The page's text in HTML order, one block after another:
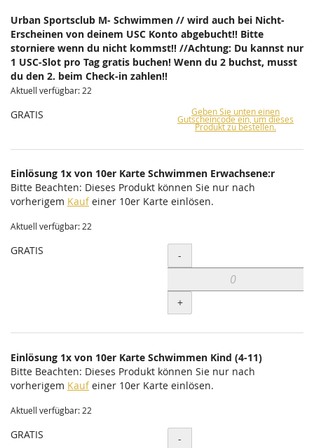
Urban Sportsclub M- Schwimmen // wird auch bei Nicht-
Erscheinen von deinem USC Konto abgebucht!! Bitte
storniere wenn du nicht kommst!! //Achtung: Du kannst nur
1 USC-Slot pro Tag gratis buchen! Wenn du 2 buchst, musst
du den 2. beim Check-in zahlen!!
Aktuell verfügbar: 22
GRATIS Geben Sie unten einen
Gutscheincode ein, um dieses
Produkt zu bestellen.
Einlösung 1x von 10er Karte Schwimmen Erwachsene:r
Bitte Beachten: Dieses Produkt können Sie nur nach
vorherigem Kaufeiner 10er Karte einlösen.
Aktuell verfügbar: 22
GRATIS Menge
-
+
Einlösung 1x von 10er Karte Schwimmen Kind (4-11)
Bitte Beachten: Dieses Produkt können Sie nur nach
vorherigem Kaufeiner 10er Karte einlösen.
Aktuell verfügbar: 22
GRATIS Menge
-